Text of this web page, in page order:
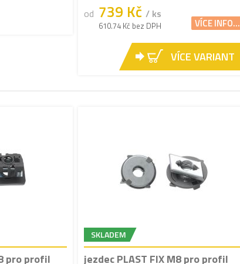
od 739 Kč / ks
610.74 Kč bez DPH VÍCE INFO...
VÍCE VARIANT
pro profil
SKLADEM
jezdec PLAST FIX M8 pro profil